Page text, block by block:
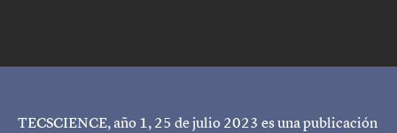
TECSCIENCE, año 1, 25 de julio 2023 es una publicación